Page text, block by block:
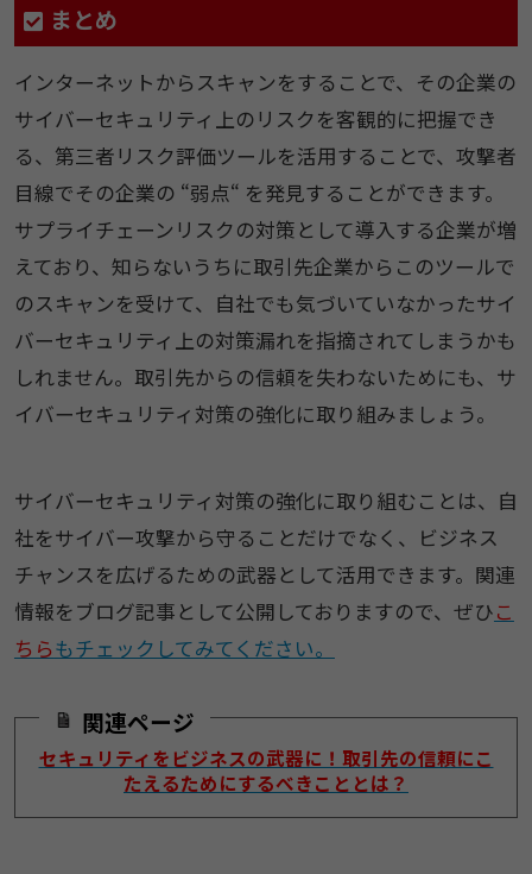
まとめ
インターネットからスキャンをすることで、その企業の
サイバーセキュリティ上のリスクを客観的に把握でき
る、第三者リスク評価ツールを活用することで、攻撃者
目線でその企業の “弱点“ を発見することができます。
サプライチェーンリスクの対策として導入する企業が増
えており、知らないうちに取引先企業からこのツールで
のスキャンを受けて、自社でも気づいていなかったサイ
バーセキュリティ上の対策漏れを指摘されてしまうかも
しれません。取引先からの信頼を失わないためにも、サ
イバーセキュリティ対策の強化に取り組みましょう。
サイバーセキュリティ対策の強化に取り組むことは、自
社をサイバー攻撃から守ることだけでなく、ビジネス
チャンスを広げるための武器として活用できます。関連
情報をブログ記事として公開しておりますので、ぜひこ
ちらもチェックしてみてください。
関連ページ
セキュリティをビジネスの武器に！取引先の信頼にこ
たえるためにするべきこととは？